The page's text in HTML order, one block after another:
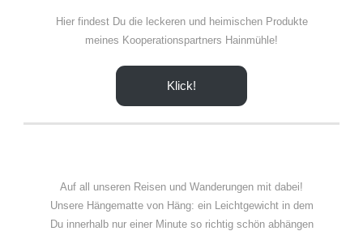
Hier findest Du die leckeren und heimischen Produkte
meines Kooperationspartners Hainmühle!
Klick!
Auf all unseren Reisen und Wanderungen mit dabei!
Unsere Hängematte von Häng: ein Leichtgewicht in dem
Du innerhalb nur einer Minute so richtig schön abhängen